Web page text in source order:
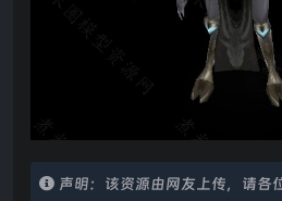
声明：该资源由网友上传，请各